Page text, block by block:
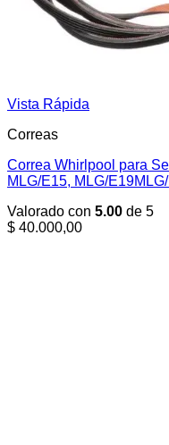
Vista Rápida
Correas
Correa Whirlpool para
MLG/E15, MLG/
Valorado con 5.00 de 5
$ 40.000,00